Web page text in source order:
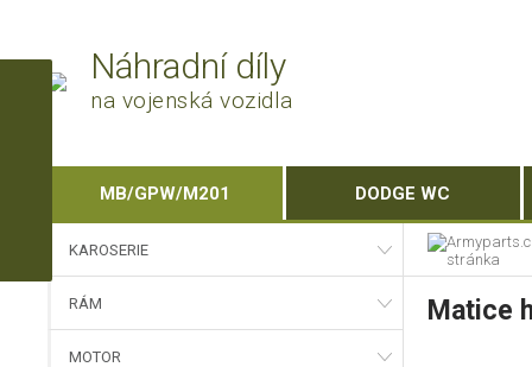
Náhradní díly
na vojenská vozidla
MB/GPW/M201 DODGE WC
Matice
KAROSERIE
RÁM
MOTOR